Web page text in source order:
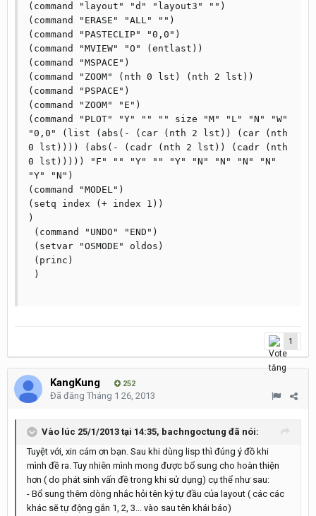
(command "layout" "d" "layout3" "")
(command "ERASE" "ALL" "")
(command "PASTECLIP" "0,0")
(command "MVIEW" "O" (entlast))
(command "MSPACE")
(command "ZOOM" (nth 0 lst) (nth 2 lst))
(command "PSPACE")
(command "ZOOM" "E")
(command "PLOT" "Y" "" "" size "M" "L" "N" "W"
"0,0" (list (abs(- (car (nth 2 lst)) (car (nth
0 lst)))) (abs(- (cadr (nth 2 lst)) (cadr (nth
0 lst))))) "F" "" "Y" "" "Y" "N" "N" "N" "N"
"Y" "N")
(command "MODEL")
(setq index (+ index 1))
)
1
KangKung 252
Đã đăng Tháng 1 26, 2013
Vào lúc 25/1/2013 tại 14:35, bachngoctung đã nói:
Tuyệt với, xin cám ơn bạn. Sau khi dùng lisp thì đúng ý đồ khi
mình đề ra. Tuy nhiên mình mong được bổ sung cho hoàn thiện
hơn ( do phát sinh vấn đề trong khi sử dụng) cụ thể như sau:
- Bổ sung thêm dòng nhắc hỏi tên ký tự đầu của layout ( các các
khác sẽ tự động gắn 1, 2, 3... vào sau tên khái báo)